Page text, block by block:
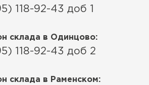
118-92-43 доб 1
склада в Одинцово:
118-92-43 доб 2
склада в Раменском: